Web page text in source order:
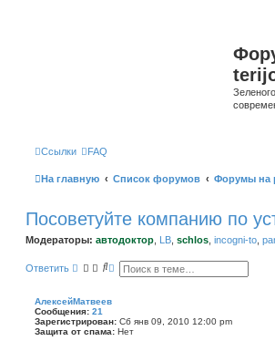
Ссылки FAQ
На главную Список форумов Форумы на
Посоветуйте компанию по
Модераторы: автодоктор LB schlos incogni-to
Ответить
П
с
Р
р
е
АлексейМатвеев
Сообщения: 21
Зарегистрирован: Сб янв 09, 2010 12:00 pm
Защита от спама: Нет